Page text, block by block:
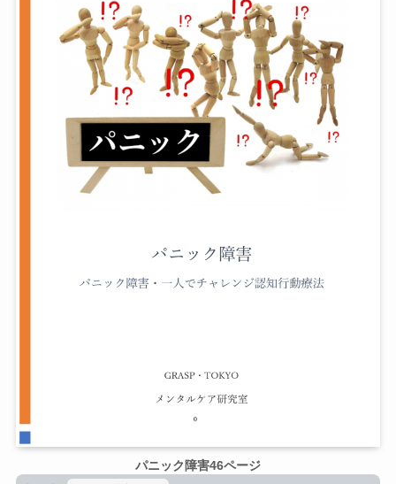
パニック障害46ページ